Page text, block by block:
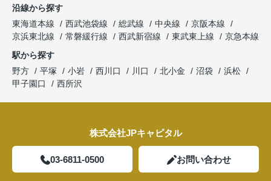
沿線から探す
東海道本線
西武池袋線 総武線 中央線
京阪本線
京浜東北線
常磐緩行線 西武新宿線 東武東上線
京急本線
駅から探す
野方
平塚 小岩 西川口 川口 北小金 沼袋
浜松
甲子園口
西所沢
株式会社JPキャピタル
03-6811-0500 お問い合わせ